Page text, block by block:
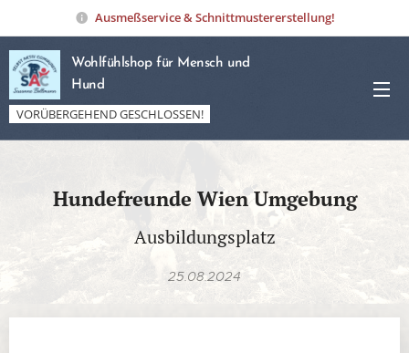
Ausmeßservice & Schnittmustererstellung!
Wohlfühlshop für Mensch und
Hund
VORÜBERGEHEND GESCHLOSSEN!
Hundefreunde Wien Umgebung
Ausbildungsplatz
25.08.2024